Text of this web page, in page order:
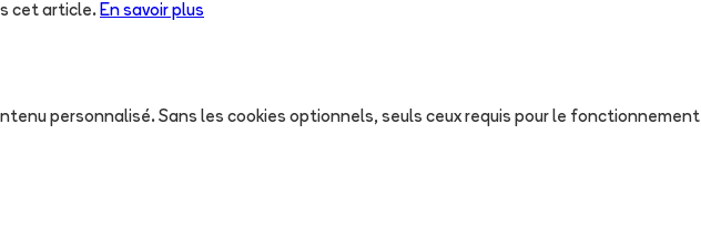
cet article. En savoir plus
personnalisé. Sans les cookies optionnels, seuls ceux requis pour le fonctionnement